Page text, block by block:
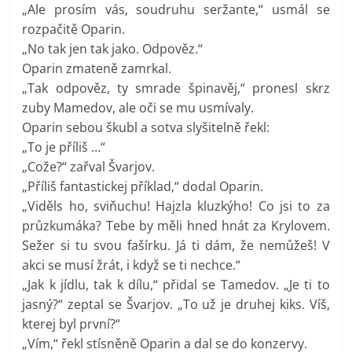
„Ale prosím vás, soudruhu seržante,“ usmál se
rozpačitě Oparin.
„No tak jen tak jako. Odpověz.“
Oparin zmateně zamrkal.
„Tak odpověz, ty smrade špinavěj,“ pronesl skrz
zuby Mamedov, ale oči se mu usmívaly.
Oparin sebou škubl a sotva slyšitelně řekl:
„To je příliš …“
„Cože?“ zařval Švarjov.
„Příliš fantastickej příklad,“ dodal Oparin.
„Viděls ho, sviňuchu! Hajzla kluzkýho! Co jsi to za
průzkumáka? Tebe by měli hned hnát za Krylovem.
Sežer si tu svou fašírku. Já ti dám, že nemůžeš! V
akci se musí žrát, i když se ti nechce.“
„Jak k jídlu, tak k dílu,“ přidal se Tamedov. „Je ti to
jasný?“ zeptal se Švarjov. „To už je druhej kiks. Víš,
kterej byl první?“
„Vím,“ řekl stísněně Oparin a dal se do konzervy.